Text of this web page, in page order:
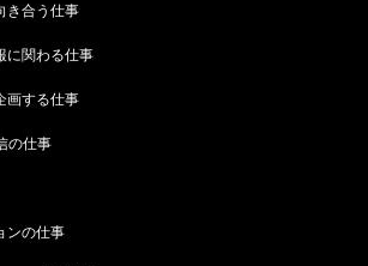
き合う仕事
に関わる仕事
画する仕事
の仕事
ンの仕事